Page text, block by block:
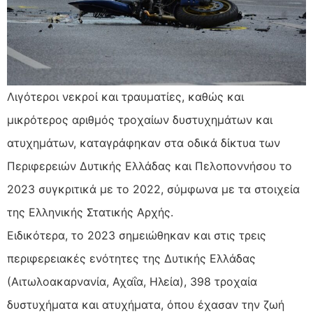
Λιγότεροι νεκροί και τραυματίες, καθώς και
μικρότερος αριθμός τροχαίων δυστυχημάτων και
ατυχημάτων, καταγράφηκαν στα οδικά δίκτυα των
Περιφερειών Δυτικής Ελλάδας και Πελοποννήσου το
2023 συγκριτικά με το 2022, σύμφωνα με τα στοιχεία
της Ελληνικής Στατικής Αρχής.
Ειδικότερα, το 2023 σημειώθηκαν και στις τρεις
περιφερειακές ενότητες της Δυτικής Ελλάδας
(Αιτωλοακαρνανία, Αχαΐα, Ηλεία), 398 τροχαία
δυστυχήματα και ατυχήματα, όπου έχασαν την ζωή